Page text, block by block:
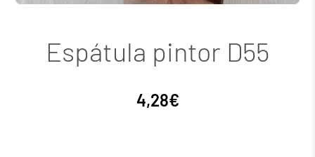
Espátula pintor D55
4,28€